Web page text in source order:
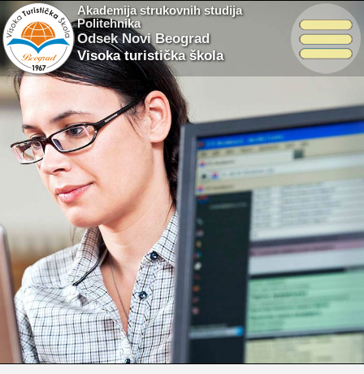
Akademija strukovnih studija
Politehnika
Odsek Novi Beograd
Visoka turistička škola